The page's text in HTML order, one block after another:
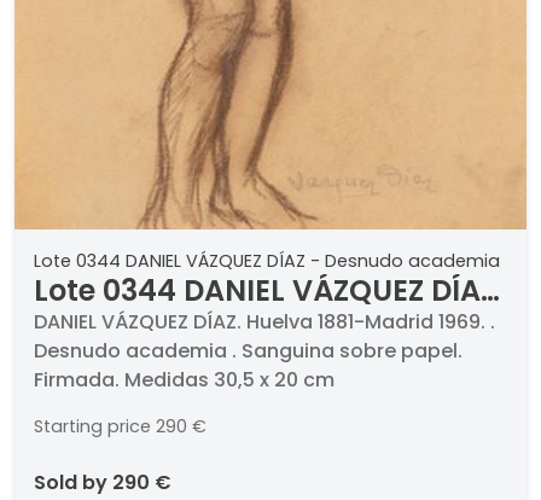
Lote 0344 DANIEL VÁZQUEZ DÍAZ - Desnudo academia
Lote 0344 DANIEL VÁZQUEZ DÍAZ
- Desnudo academia
DANIEL VÁZQUEZ DÍAZ. Huelva 1881-Madrid 1969. .
Desnudo academia . Sanguina sobre papel.
Firmada. Medidas 30,5 x 20 cm
Starting price 290 €
sold by 290 €